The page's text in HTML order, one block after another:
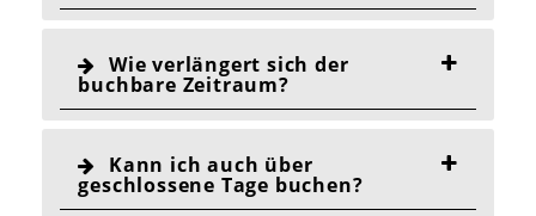
Wie verlängert sich der
buchbare Zeitraum?
Kann ich auch über
geschlossene Tage buchen?